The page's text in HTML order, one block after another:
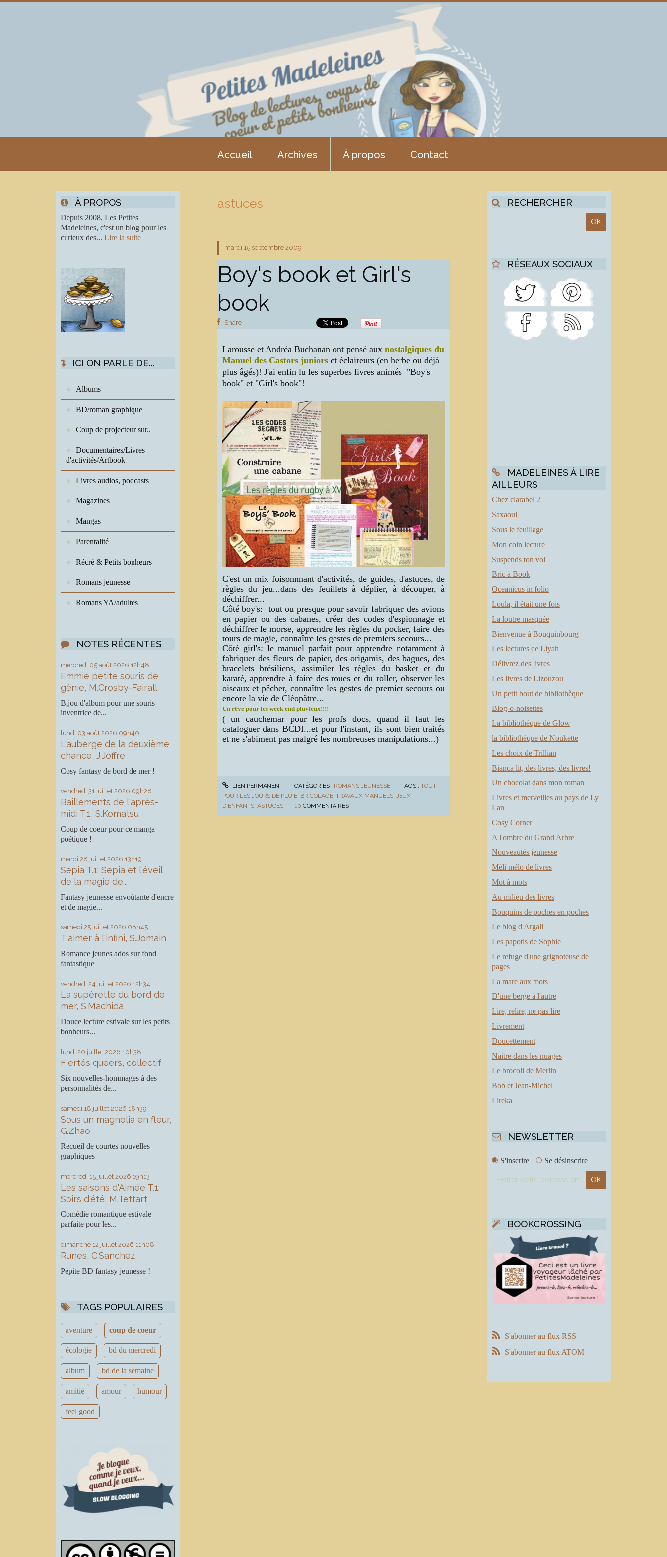
Accueil Archives À propos Contact
À PROPOS
Depuis 2008, Les Petites
Madeleines, c'est un blog pour les
curieux des... Lire la suite
ICI ON PARLE DE...
Albums
BD/roman graphique
Coup de projecteur sur..
Documentaires/Livres
d'activités/Artbook
Livres audios, podcasts
Magazines
Mangas
Parentalité
Récré & Petits bonheurs
Romans jeunesse
Romans YA/adultes
NOTES RÉCENTES
mercredi 05 août 2026 12h48
Emmie petite souris de
génie, M.Crosby-Fairall
Bijou d'album pour une souris
inventrice de...
lundi 03 août 2026 09h40
L'auberge de la deuxième
chance, J.Joffre
Cosy fantasy de bord de mer !
vendredi 31 juillet 2026 09h28
Baillements de l'après-
midi T.1, S.Komatsu
Coup de coeur pour ce manga
poétique !
mardi 28 juillet 2026 13h19
Sepia T.1: Sepia et l'éveil
de la magie de...
Fantasy jeunesse envoûtante d'encre
et de magie...
samedi 25 juillet 2026 08h45
T'aimer à l'infini, S.Jomain
Romance jeunes ados sur fond
fantastique
vendredi 24 juillet 2026 12h34
La supérette du bord de
mer, S.Machida
Douce lecture estivale sur les petits
bonheurs...
lundi 20 juillet 2026 10h38
Fiertés queers, collectif
Six nouvelles-hommages à des
personnalités de...
samedi 18 juillet 2026 18h39
Sous un magnolia en fleur,
G.Zhao
Recueil de courtes nouvelles
graphiques
mercredi 15 juillet 2026 19h13
Les saisons d'Aimée T.1:
Soirs d'été, M.Tettart
Comédie romantique estivale
parfaite pour les...
dimanche 12 juillet 2026 11h08
Runes, C.Sanchez
Pépite BD fantasy jeunesse !
TAGS POPULAIRES
aventure coup de coeur
écologie bd du mercredi
album bd de la semaine
amitié amour humour
feel good
astuces
mardi 15 septembre 2009
Boy's book et Girl's
book
Share
Larousse et Andréa Buchanan ont pensé aux nostalgiques du
Manuel des Castors juniorset éclaireurs (en herbe ou déjà
plus âgés)! J'ai enfin lu les superbes livres animés "Boy's
book" et "Girl's book"!
C'est un mix foisonnnant d'activités, de guides, d'astuces, de
règles du jeu...dans des feuillets à déplier, à découper, à
déchiffrer...
Côté boy's: tout ou presque pour savoir fabriquer des avions
en papier ou des cabanes, créer des codes d'espionnage et
déchiffrer le morse, apprendre les règles du pocker, faire des
tours de magie, connaître les gestes de premiers secours...
Côté girl's: le manuel parfait pour apprendre notamment à
fabriquer des fleurs de papier, des origamis, des bagues, des
bracelets brésiliens, assimiler les règles du basket et du
karaté, apprendre à faire des roues et du roller, observer les
oiseaux et pêcher, connaître les gestes de premier secours ou
encore la vie de Cléopâtre...
Un rêve pour les week end pluvieux!!!!
( un cauchemar pour les profs docs, quand il faut les
cataloguer dans BCDI...et pour l'instant, ils sont bien traités
et ne s'abiment pas malgré les nombreuses manipulations...)
LIEN PERMANENT CATÉGORIES : ROMANS JEUNESSE TAGS :TOUT
POUR LES JOURS DE PLUIE, BRICOLAGE, TRAVAUX MANUELS, JEUX
D'ENFANTS, ASTUCES 10 COMMENTAIRES
RECHERCHER
RÉSEAUX SOCIAUX
MADELEINES À LIRE
AILLEURS
Chez clarabel 2
Saxaoul
Sous le feuillage
Mon coin lecture
Suspends ton vol
Bric à Book
Oceanicus in folio
Loula, il était une fois
La loutre masquée
Bienvenue à Bouquinbourg
Les lectures de Liyah
Délivrez des livres
Les livres de Lizouzou
Un petit bout de bibliothèque
Blog-o-noisettes
La bibliothèque de Glow
la bibliothèque de Noukette
Les choix de Trillian
Bianca lit, des livres, des livres!
Un chocolat dans mon roman
Livres et merveilles au pays de Ly
Lan
Cosy Corner
A l'ombre du Grand Arbre
Nouveautés jeunesse
Méli mélo de livres
Mot à mots
Au milieu des livres
Bouquins de poches en poches
Le blog d'Argali
Les papotis de Sophie
Le refuge d'une grignoteuse de
pages
La mare aux mots
D'une berge à l'autre
Lire, relire, ne pas lire
Livrement
Doucettement
Naitre dans les nuages
Le brocoli de Merlin
Bob et Jean-Michel
Lireka
NEWSLETTER
S'inscrire Se désinscrire
BOOKCROSSING
S'abonner au flux RSS
S'abonner au flux ATOM